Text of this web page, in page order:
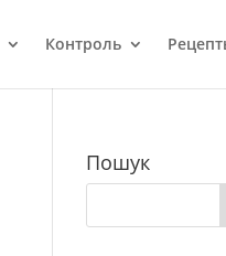
Контроль
Пошук